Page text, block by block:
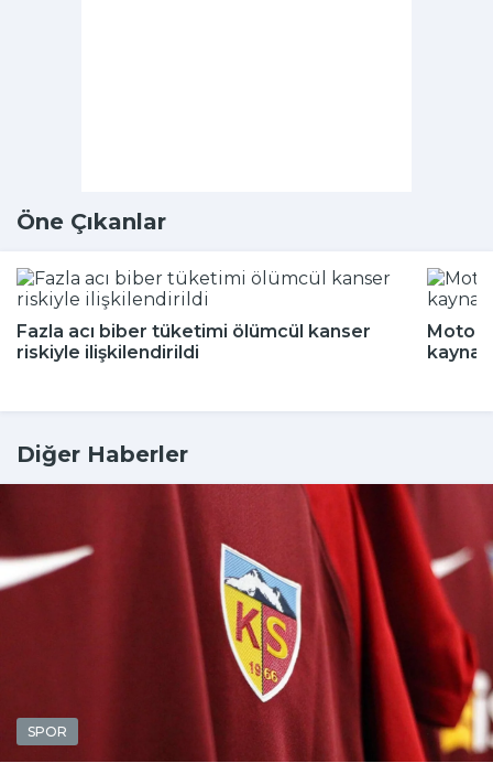
Öne Çıkanlar
Fazla acı biber tüketimi ölümcül kanser
riskiyle ilişkilendirildi
Diğer Haberler
SPOR